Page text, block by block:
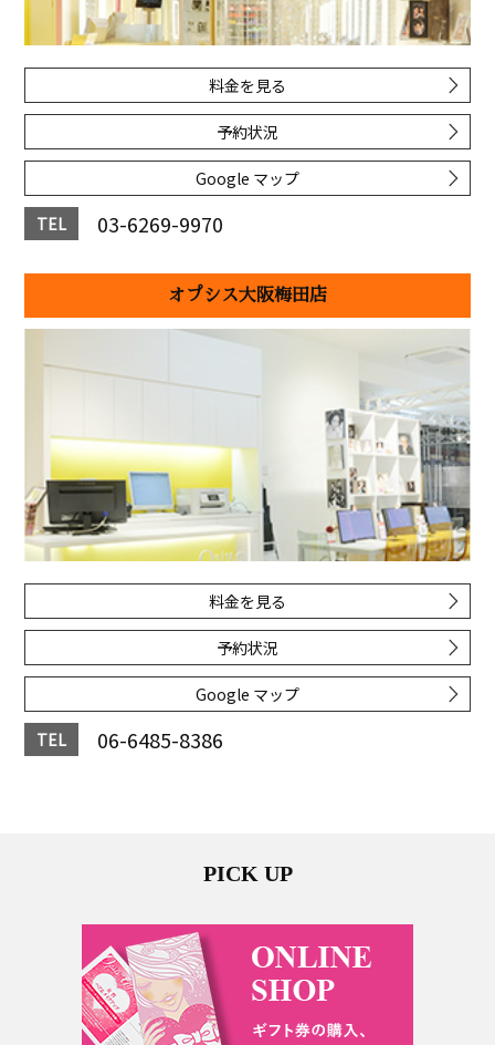
料金を見る
予約状況
Google マップ
TEL 03-6269-9970
オプシス大阪梅田店
料金を見る
予約状況
Google マップ
TEL 06-6485-8386
PICK UP